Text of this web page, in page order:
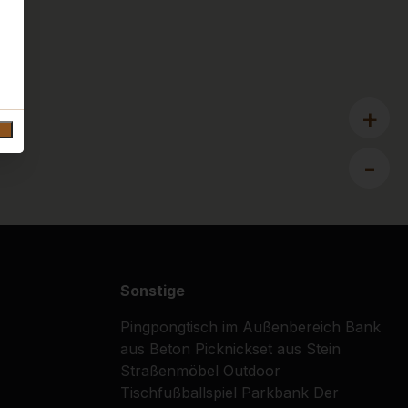
+
-
Sonstige
Pingpongtisch im Außenbereich Bank
aus Beton Picknickset aus Stein
Straßenmöbel Outdoor
Tischfußballspiel Parkbank Der